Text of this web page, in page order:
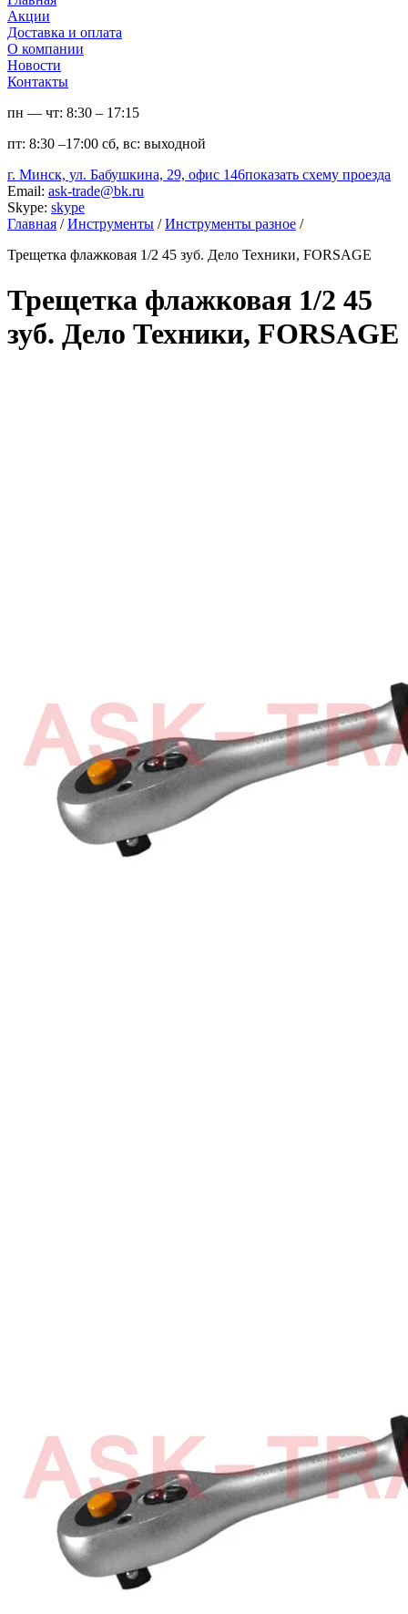
Акции
Доставка и оплата
О компании
Новости
Контакты
пн — чт: 8:30 – 17:15
пт: 8:30 –17:00 сб, вс: выходной
г. Минск, ул. Бабушкина, 29, офис 146показать схему проезда
Email: ask-trade@bk.ru
Skype: skype
Главная / Инструменты / Инструменты разное /
Трещетка флажковая 1/2 45 зуб. Дело Техники, FORSAGE
Трещетка флажковая 1/2 45
зуб. Дело Техники, FORSAGE